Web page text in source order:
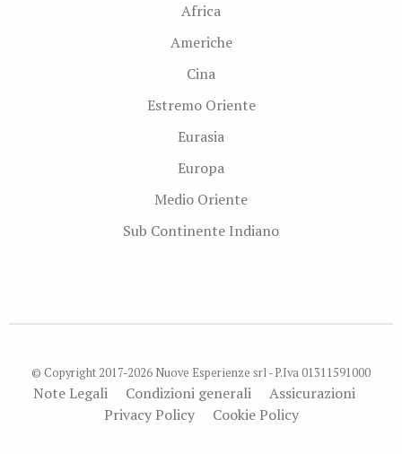
Africa
Americhe
Cina
Estremo Oriente
Eurasia
Europa
Medio Oriente
Sub Continente Indiano
© Copyright 2017-2026 Nuove Esperienze srl - P.Iva 01311591000
Note Legali Condizioni generali
Assicurazioni
Privacy Policy
Cookie Policy